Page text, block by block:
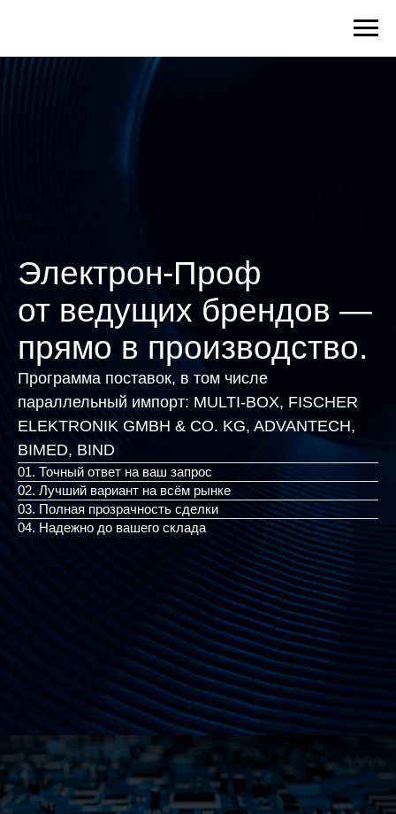
Электрон-Проф
от ведущих брендов —
прямо в производство.
Программа поставок, в том числе
параллельный импорт: MULTI-BOX, FISCHER
ELEKTRONIK GMBH & CO. KG, ADVANTECH,
BIMED, BINDER
01. Точный ответ на ваш запрос
02. Лучший вариант на всём рынке
03. Полная прозрачность сделки
04. Надежно до вашего склада